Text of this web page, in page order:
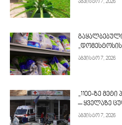
აგვისტო 7, 2026
აგვისტო 7, 2026
„1100-ზე
– ყველაზე
აგვისტო 7, 2026